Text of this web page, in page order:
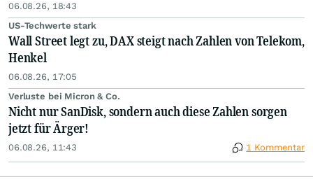
06.08.26, 18:43
US-Techwerte stark
Wall Street legt zu, DAX steigt nach Zahlen von Telekom,
Henkel
06.08.26, 17:05
Verluste bei Micron & Co.
Nicht nur SanDisk, sondern auch diese Zahlen sorgen
jetzt für Ärger!
06.08.26, 11:43 1 Kommentar